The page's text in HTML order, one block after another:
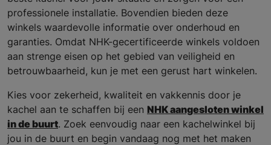
professionele installatie. Bovendien bieden deze
winkels waardevolle informatie over onderhoud en
garanties. Omdat NHK-gecertificeerde winkels voldoen
aan strenge eisen op het gebied van veiligheid en
betrouwbaarheid, kun je met een gerust hart winkelen.
Kies voor zekerheid, kwaliteit en vakkennis door je
kachel aan te schaffen bij een NHK aangesloten winkel
in de buurt. Zoek eenvoudig naar een kachelwinkel bij
jou in de buurt en begin vandaag nog met het maken